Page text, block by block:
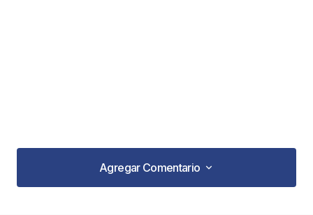
Agregar Comentario
Agregar Comentario